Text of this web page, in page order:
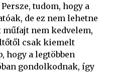
tudom, hogy a
de ez nem lehetne
nem kedvelem,
csak kiemelt
hogy a legtöbben
gondolkodnak, így